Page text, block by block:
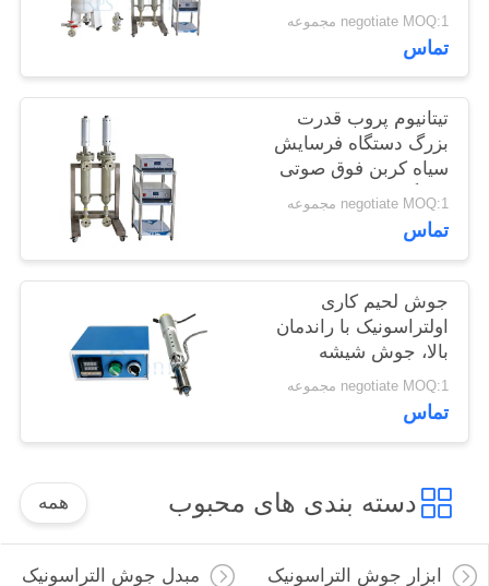
سیاست
حفظ
حریم
خصوصی
ساز فوق صوتی
negotiate MOQ:1 مجموعه
تماس
تیتانیوم پروب قدرت
بزرگ دستگاه فرسایش
سیاه کربن فوق صوتی
دستگاه همسان ساز فوق
صوتی
negotiate MOQ:1 مجموعه
تماس
جوش لحیم کاری
اولتراسونیک با راندمان
بالا، جوش شیشه
اولتراسونیک برای صنعت
ساختمان
negotiate MOQ:1 مجموعه
تماس
دسته بندی های محبوب همه
ابزار جوش التراسونیک مبدل جوش التراسونیک